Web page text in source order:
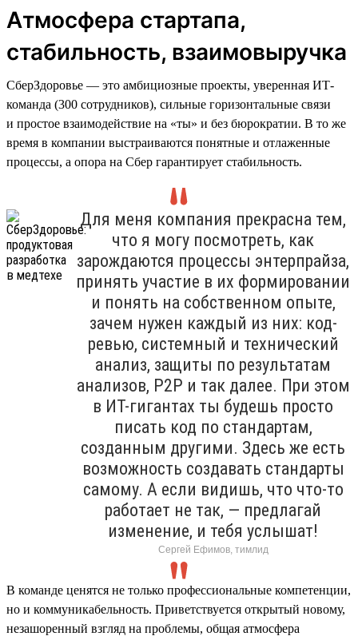
Атмосфера стартапа,
стабильность, взаимовыручка
СберЗдоровье — это амбициозные проекты, уверенная ИТ-
команда (300 сотрудников), сильные горизонтальные связи
и простое взаимодействие на «ты» и без бюрократии. В то же
время в компании выстраиваются понятные и отлаженные
процессы, а опора на Сбер гарантирует стабильность.
Для меня компания прекрасна тем,
что я могу посмотреть, как
зарождаются процессы энтерпрайза,
принять участие в их формировании
и понять на собственном опыте,
зачем нужен каждый из них: код-
ревью, системный и технический
анализ, защиты по результатам
анализов, P2P и так далее. При этом
в ИТ-гигантах ты будешь просто
писать код по стандартам,
созданным другими. Здесь же есть
возможность создавать стандарты
самому. А если видишь, что что-то
работает не так, — предлагай
изменение, и тебя услышат!
Сергей Ефимов, тимлид
В команде ценятся не только профессиональные компетенции,
но и коммуникабельность. Приветствуется открытый новому,
незашоренный взгляд на проблемы, общая атмосфера